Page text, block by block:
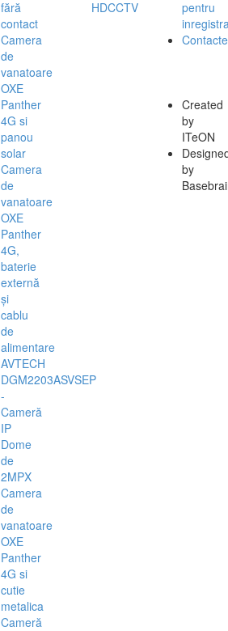
fără
contact
Camera
de
vanatoare
OXE
Panther
4G si
panou
solar
Camera
de
vanatoare
OXE
Panther
4G,
baterie
externă
și
cablu
de
alimentare
AVTECH
DGM2203ASVSEP
-
Cameră
IP
Dome
de
2MPX
Camera
de
vanatoare
OXE
Panther
4G si
cutie
metalica
Cameră
HDCCTV
pentru
Contacte
Created
by
ITeON
by